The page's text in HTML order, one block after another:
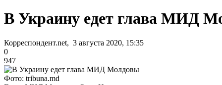
В Украину едет глава МИД
Корреспондент.net, 3 августа 2020, 15:35
0
947
Фото: tribuna.md